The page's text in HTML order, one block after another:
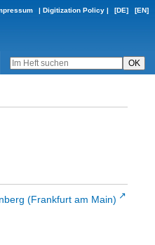
| Digitization Policy | [DE] [EN]
(Frankfurt am Main)